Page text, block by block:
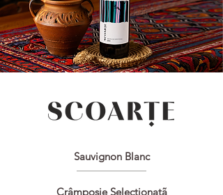
Sauvignon Blanc
Crâmposie Selecționatã